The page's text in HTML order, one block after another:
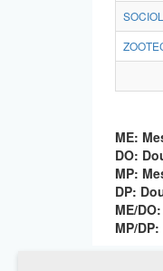
ME:
MP:
DP:
ME/
MP/